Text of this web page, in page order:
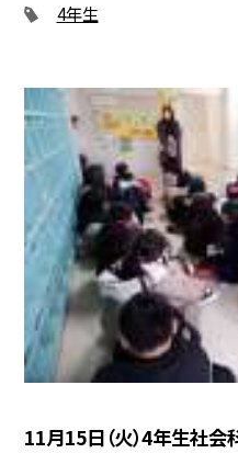
4年生
11月15日（火）4年生社会